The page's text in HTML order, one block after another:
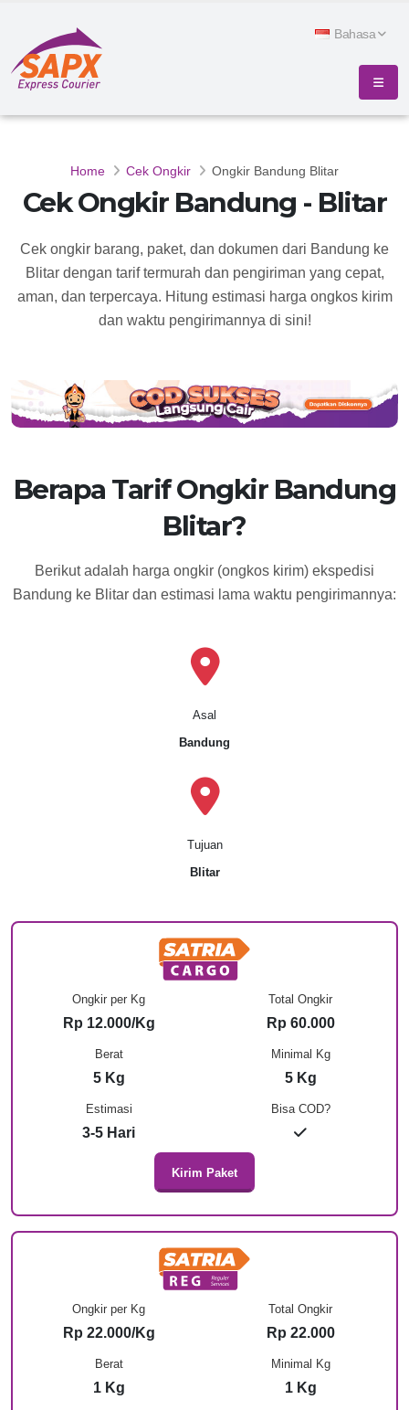
Bahasa
Home Cek Ongkir Ongkir Bandung Blitar
Cek Ongkir Bandung - Blitar
Cek ongkir barang, paket, dan dokumen dari Bandung ke
Blitar dengan tarif termurah dan pengiriman yang cepat,
aman, dan terpercaya. Hitung estimasi harga ongkos kirim
dan waktu pengirimannya di sini!
Berapa Tarif Ongkir Bandung
Blitar?
Berikut adalah harga ongkir (ongkos kirim) ekspedisi
Bandung ke Blitar dan estimasi lama waktu pengirimannya:
Asal
Bandung
Tujuan
Blitar
Bisa COD?
Ongkir per Kg
Rp 12.000/Kg
Total Ongkir
Rp 60.000
Berat
5 Kg
Minimal Kg
5 Kg
Estimasi
3-5 Hari
Kirim Paket
Ongkir per Kg
Rp 22.000/Kg
Total Ongkir
Rp 22.000
Berat
1 Kg
Minimal Kg
1 Kg